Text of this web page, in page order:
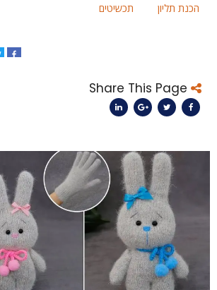
הכנת תליון
תכשיטים
Share This Page